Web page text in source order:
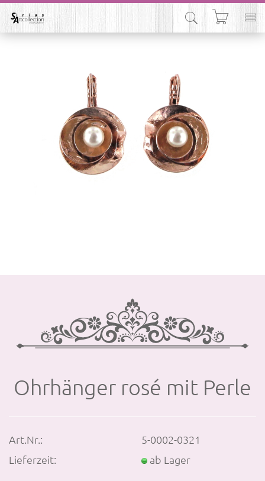



Ohr­hän­ger rosé mit Perle
Art.Nr.:
5-0002-0321
Lieferzeit:
ab Lager